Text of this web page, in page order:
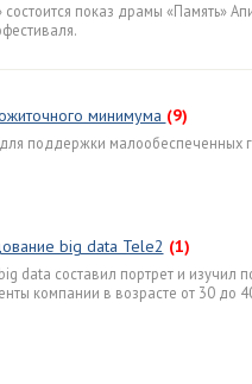
показ драмы «Память»
минимума (9)
поддержки малообеспеченных
big data Tele2 (1)
data составил портрет и изучил
компании в возрасте от 30 до